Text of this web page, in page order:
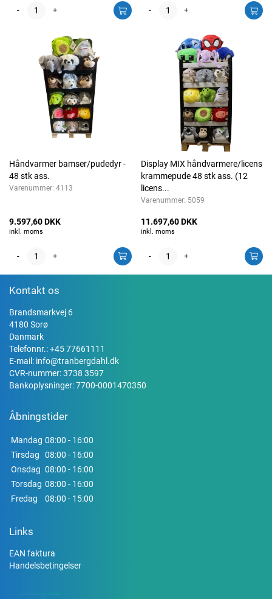
- + - +
Håndvarmer bamser/pudedyr -
48 stk ass.
Varenummer: 4113
9.597,60 DKK
inkl. moms
- +
Display MIX håndvarmere/licens
krammepude 48 stk ass. (12
licens...
Varenummer: 5059
11.697,60 DKK
inkl. moms
- +
Kontakt os
Brandsmarkvej 6
4180 Sorø
Danmark
Telefonnr.:+45 77661111
E-mail: info@tranbergdahl.dk
CVR-nummer: 3738 3597
Bankoplysninger: 7700-0001470350
Åbningstider
Mandag 08:00 - 16:00
Tirsdag
08:00 - 16:00
Onsdag 08:00 - 16:00
Torsdag 08:00 - 16:00
Fredag
08:00 - 15:00
Links
EAN faktura
Handelsbetingelser